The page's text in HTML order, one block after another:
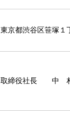
東京都渋谷区笹塚１
取締役社長 中